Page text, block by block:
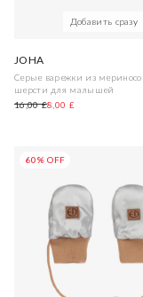
Добавить сразу
JOHA
Серые варежки из
шерсти для малышей
16,00 £8,00 £
60% OFF